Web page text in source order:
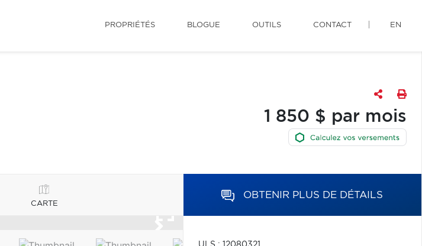
PROPRIÉTÉS BLOGUE OUTILS CONTACT EN
1 850 $ par mois
CARTE
OBTENIR PLUS DE DÉTAILS